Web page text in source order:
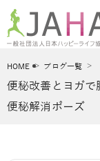
HOME ブログ一覧
便秘改善とヨガで
便秘解消ポーズ